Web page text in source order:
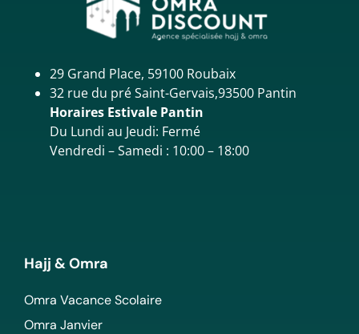
29 Grand Place, 59100 Roubaix
32 rue du pré Saint-Gervais,93500 Pantin
Horaires Estivale Pantin
Du Lundi au Jeudi: Fermé
Vendredi – Samedi : 10:00 – 18:00
Hajj & Omra
Omra Vacance Scolaire
Omra Janvier